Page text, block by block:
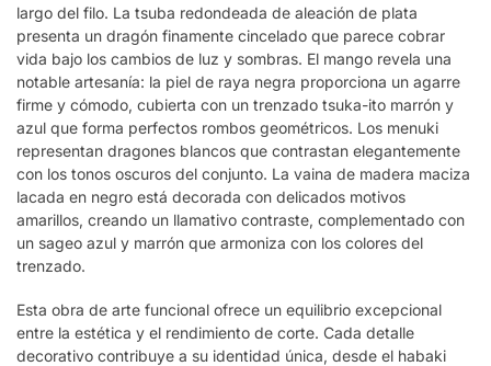
largo del filo. La tsuba redondeada de aleación de plata
presenta un dragón finamente cincelado que parece cobrar
vida bajo los cambios de luz y sombras. El mango revela una
notable artesanía: la piel de raya negra proporciona un agarre
firme y cómodo, cubierta con un trenzado tsuka-ito marrón y
azul que forma perfectos rombos geométricos. Los menuki
representan dragones blancos que contrastan elegantemente
con los tonos oscuros del conjunto. La vaina de madera maciza
lacada en negro está decorada con delicados motivos
amarillos, creando un llamativo contraste, complementado con
un sageo azul y marrón que armoniza con los colores del
trenzado.
Esta obra de arte funcional ofrece un equilibrio excepcional
entre la estética y el rendimiento de corte. Cada detalle
decorativo contribuye a su identidad única, desde el habaki